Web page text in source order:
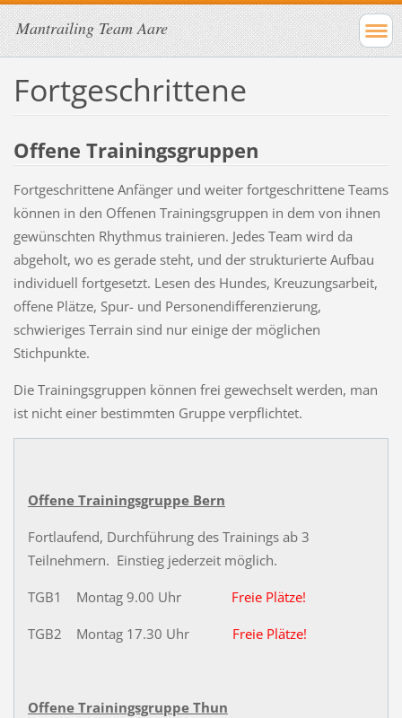
Mantrailing Team Aare
Fortgeschrittene
Offene Trainingsgruppen
Fortgeschrittene Anfänger und weiter fortgeschrittene Teams
können in den Offenen Trainingsgruppen in dem von ihnen
gewünschten Rhythmus trainieren. Jedes Team wird da
abgeholt, wo es gerade steht, und der strukturierte Aufbau
individuell fortgesetzt. Lesen des Hundes, Kreuzungsarbeit,
offene Plätze, Spur- und Personendifferenzierung,
schwieriges Terrain sind nur einige der möglichen
Stichpunkte.
Die Trainingsgruppen können frei gewechselt werden, man
ist nicht einer bestimmten Gruppe verpflichtet.
Offene Trainingsgruppe Bern
Fortlaufend, Durchführung des Trainings ab 3
Teilnehmern. Einstieg jederzeit möglich.
TGB1 Montag 9.00 Uhr Freie Plätze!
TGB2 Montag 17.30 Uhr Freie Plätze!
Offene Trainingsgruppe Thun